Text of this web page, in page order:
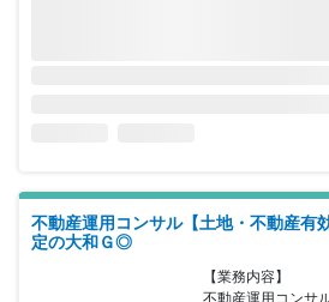
不動産運用コンサル【土地・不動産有
定の大和Ｇ◎
【業務内容】
不動産運用コンサ